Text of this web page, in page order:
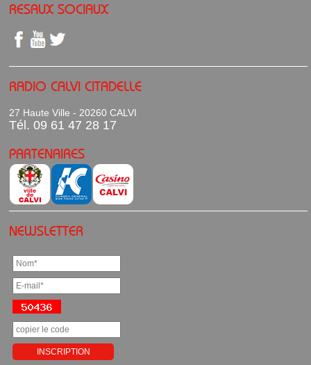
RESAUX SOCIAUX
RADIO CALVI CITADELLE
27 Haute Ville - 20260 CALVI
Tél. 09 61 47 28 17
PARTENAIRES
NEWSLETTER